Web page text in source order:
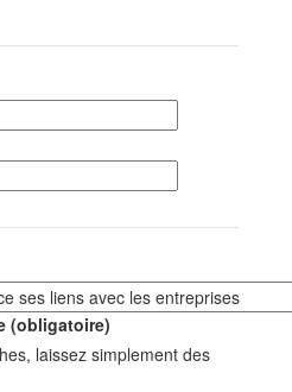
(obligatoire)
laissez simplement des